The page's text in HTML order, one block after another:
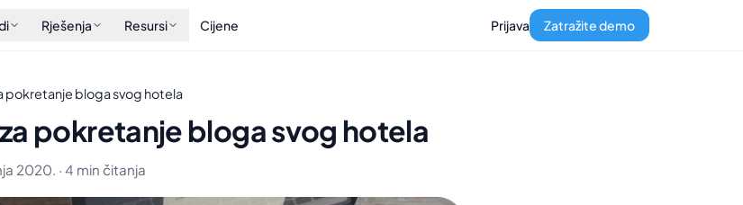
Rješenja Resursi Cijene Prijava Zatražite demo
pokretanje bloga svog hotela
pokretanje bloga svog hotela
2020. · 4 min čitanja